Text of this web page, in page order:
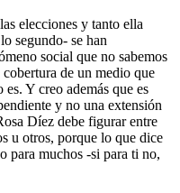
elecciones y tanto ella
segundo- se han
social que no sabemos
cobertura de un medio que
Y creo además que es
y no una extensión
Díez debe figurar entre
u otros, porque lo que dice
para muchos -si para ti no,